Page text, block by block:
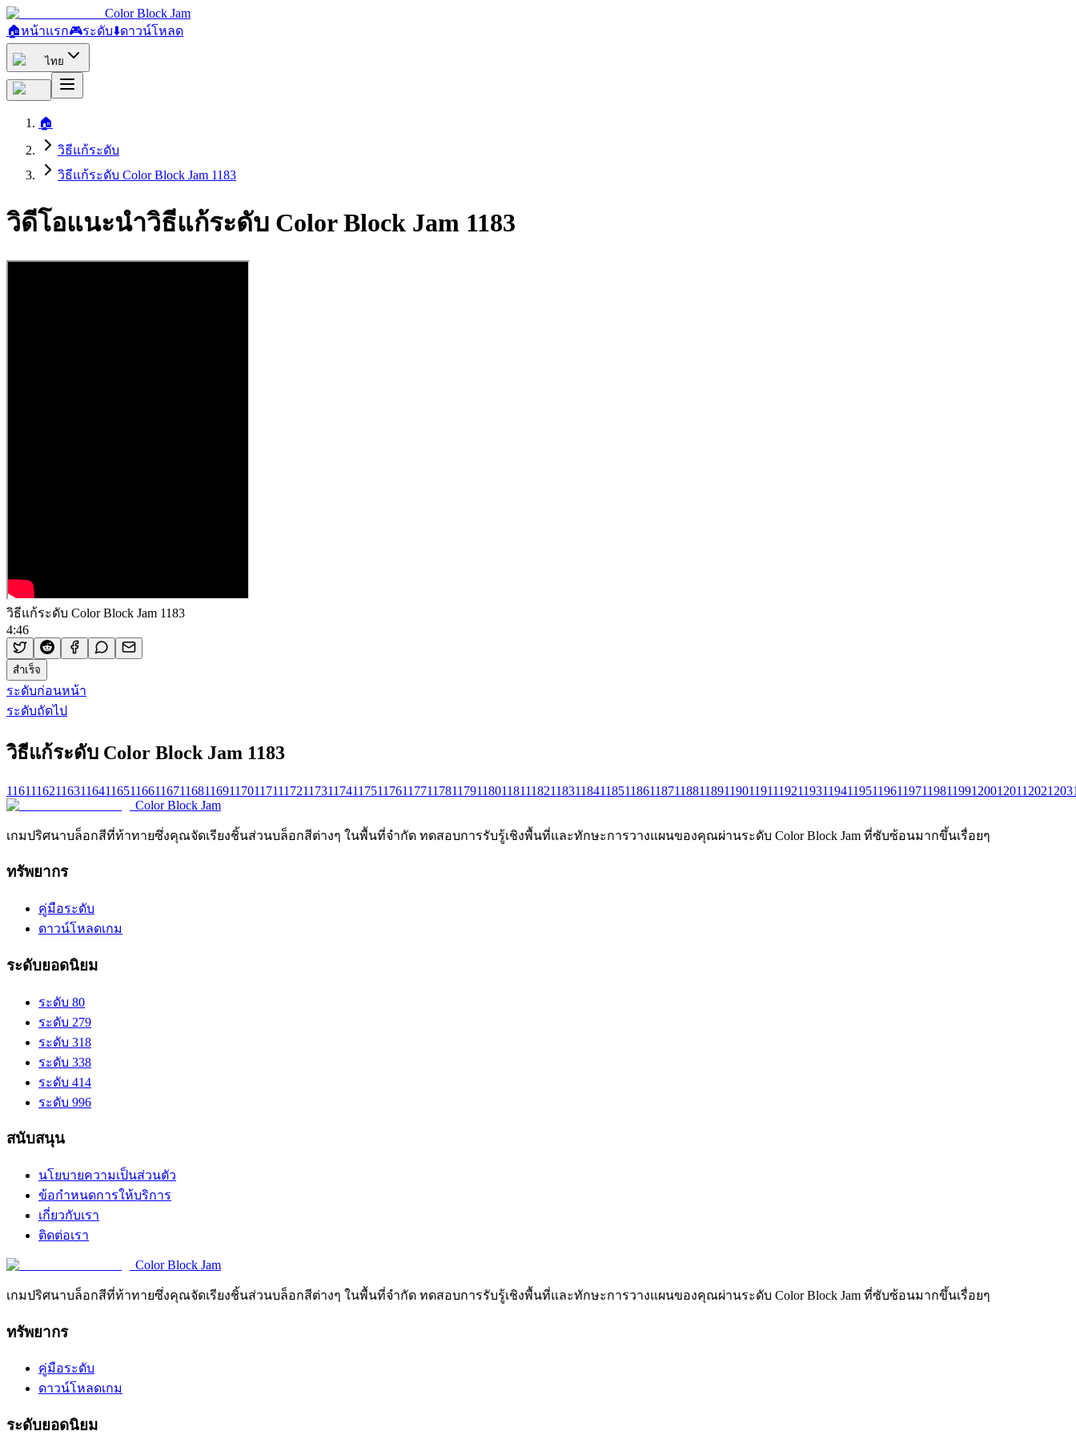
Color Block Jam
🏠หน้าแรก🎮ระดับ⬇️ดาวน์โหลด
ไทย
🏠
วิธีแก้ระดับ
วิธีแก้ระดับ Color Block Jam 1183
วิดีโอแนะนำวิธีแก้ระดับ Color Block Jam 1183
วิธีแก้ระดับ Color Block Jam 1183
4:46
สำเร็จ
ระดับก่อนหน้า
ระดับถัดไป
วิธีแก้ระดับ Color Block Jam 1183
1161116211631164116511661167116811691170117111721173117411751176117711781179118011811182118311841185118611871188118911901191119211931194119511961197119811991200120112021203
Color Block Jam
เกมปริศนาบล็อกสีที่ท้าทายซึ่งคุณจัดเรียงชิ้นส่วนบล็อกสีต่างๆ ในพื้นที่จำกัด ทดสอบการรับรู้เชิงพื้นที่และทักษะการวางแผนของคุณผ่านระดับ Color Block Jam ที่ซับซ้อนมากขึ้นเรื่อยๆ
ทรัพยากร
คู่มือระดับ
ดาวน์โหลดเกม
ระดับยอดนิยม
ระดับ 80
ระดับ 279
ระดับ 318
ระดับ 338
ระดับ 414
ระดับ 996
สนับสนุน
นโยบายความเป็นส่วนตัว
ข้อกำหนดการให้บริการ
เกี่ยวกับเรา
ติดต่อเรา
Color Block Jam
เกมปริศนาบล็อกสีที่ท้าทายซึ่งคุณจัดเรียงชิ้นส่วนบล็อกสีต่างๆ ในพื้นที่จำกัด ทดสอบการรับรู้เชิงพื้นที่และทักษะการวางแผนของคุณผ่านระดับ Color Block Jam ที่ซับซ้อนมากขึ้นเรื่อยๆ
ทรัพยากร
คู่มือระดับ
ดาวน์โหลดเกม
ระดับยอดนิยม